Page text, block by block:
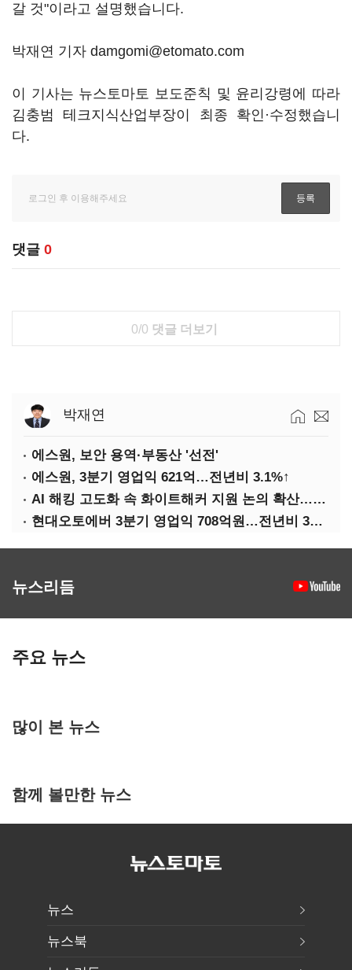
갈 것"이라고 설명했습니다.
박재연 기자 damgomi@etomato.com
이 기사는 뉴스토마토 보도준칙 및 윤리강령에 따라
김충범 테크지식산업부장이 최종 확인·수정했습니
다.
댓글 0
0/0 댓글 더보기
박재연
에스원, 보안 용역·부동산 '선전'
에스원, 3분기 영업익 621억…전년비 3.1%↑
AI 해킹 고도화 속 화이트해커 지원 논의 확산…'버그바운티' 재조명
현대오토에버 3분기 영업익 708억원…전년비 34.8%↑
뉴스리듬
주요 뉴스
많이 본 뉴스
함께 볼만한 뉴스
뉴스
뉴스북